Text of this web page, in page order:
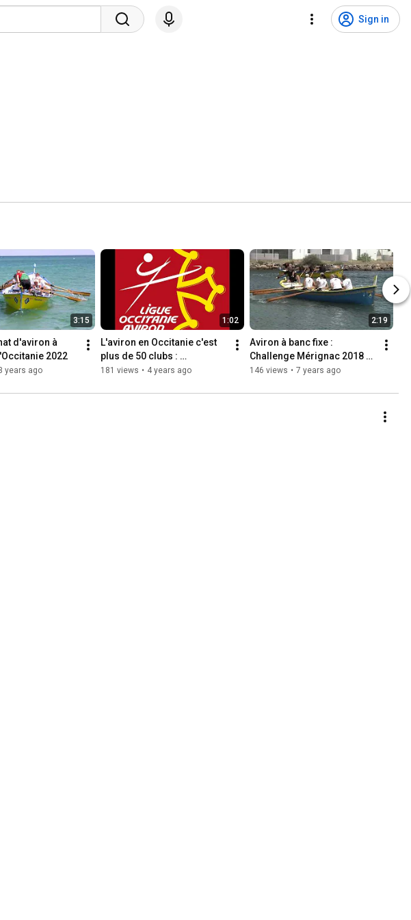
Sign in
3:15
d'aviron à
2022
years ago
1:02
L'aviron en Occitanie c'est
plus de 50 clubs :
Rejoignez-nous !
181 views • 4 years ago
2:19
Aviron à banc fixe :
Challenge Mérignac 2018 au
Barcarès
146 views • 7 years ago